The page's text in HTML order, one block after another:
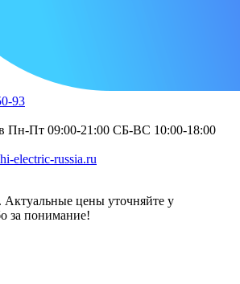
93
Пн-Пт 09:00-21:00 СБ-ВС 10:00-18:00
electric-russia.ru
цены уточняйте у
за понимание!